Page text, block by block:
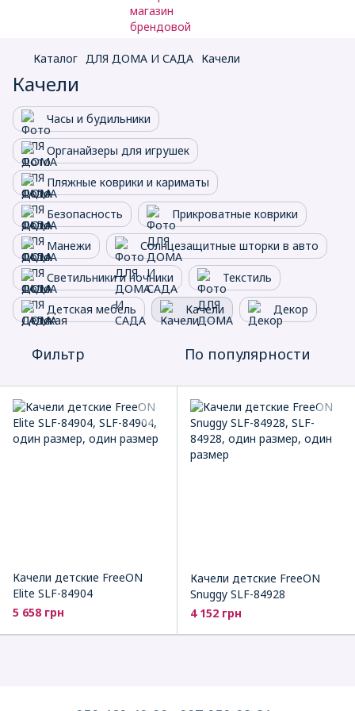
Каталог ДЛЯ ДОМА И САДА Качели
Качели
Часы и будильники
Органайзеры для игрушек
Пляжные коврики и кариматы
Безопасность Прикроватные коврики
Манежи Солнцезащитные шторки в авто
Светильники и ночники Текстиль
Детская мебель Качели Декор
Фильтр По популярности
Качели детские FreeON
Elite SLF-84904
5 658 грн
Качели детские FreeON
Snuggy SLF-84928
4 152 грн